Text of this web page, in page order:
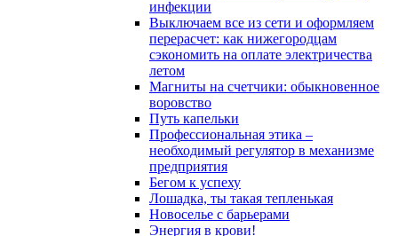
инфекции
Выключаем все из сети и оформляем
перерасчет: как нижегородцам
сэкономить на оплате электричества
летом
Магниты на счетчики: обыкновенное
воровство
Путь капельки
Профессиональная этика –
необходимый регулятор в механизме
предприятия
Бегом к успеху
Лошадка, ты такая тепленькая
Новоселье с барьерами
Энергия в крови!